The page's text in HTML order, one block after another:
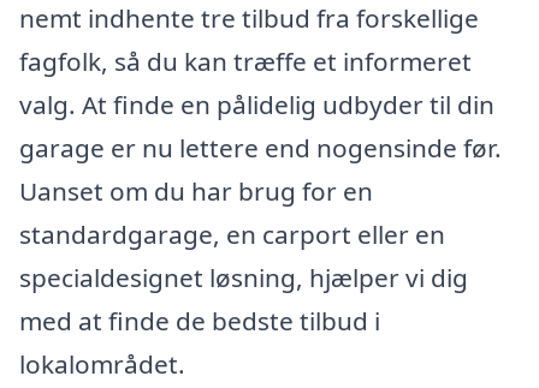
nemt indhente tre tilbud fra forskellige
fagfolk, så du kan træffe et informeret
valg. At finde en pålidelig udbyder til din
garage er nu lettere end nogensinde før.
Uanset om du har brug for en
standardgarage, en carport eller en
specialdesignet løsning, hjælper vi dig
med at finde de bedste tilbud i
lokalområdet.